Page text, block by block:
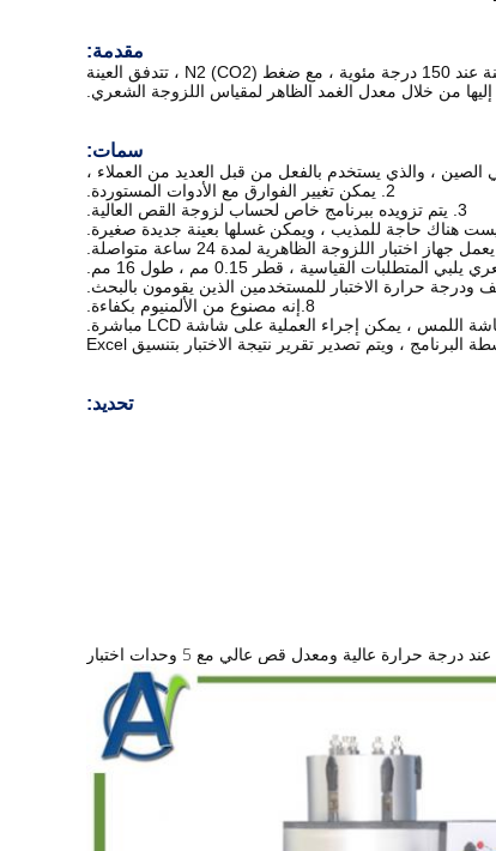
مقدمة:
يستخدم HTHS هذا بشكل أساسي لقياس اللزوجة الظاهرة عند درجة حرارة عالية ومعدل قص مرتفع (HTHS) ، والذي يخضع مبدأه لظروف اختبار معينة عند 150 درجة مئوية ، مع ضغط N2 (CO2) ، تتدفق العينة
من خلال معدل الغمد الظاهر لمقياس اللزوجة الشعري.
سمات:
2. يمكن تغيير الفوارق مع الأدوات المستوردة.
3. يتم تزويده ببرنامج خاص لحساب لزوجة القص العالية.
8.إنه مصنوع من الألمنيوم بكفاءة.
تحديد: